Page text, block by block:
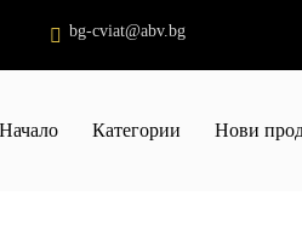
bg-cviat@abv.bg
Начало Категории Нови